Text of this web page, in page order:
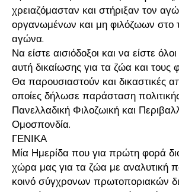
χρειαζόμασταν και στήριξαν τον
οργανωμένων και μη φιλόζωων στο
αγώνα.
Να είστε αισιόδοξοι και να είστε
αυτή δικαίωσης για τα ζώα και τους
Θα παρουσιαστούν και δικαστικές
οποίες δήλωσε παράσταση
Πανελλαδική Φιλοζωική και
Ομοσπονδία.
ΓΕΝΙΚΑ
Μία Ημερίδα που για πρώτη φορά
χώρα μας για τα ζώα με αναλυτική
κοινό σύγχρονων πρωτοποριακών